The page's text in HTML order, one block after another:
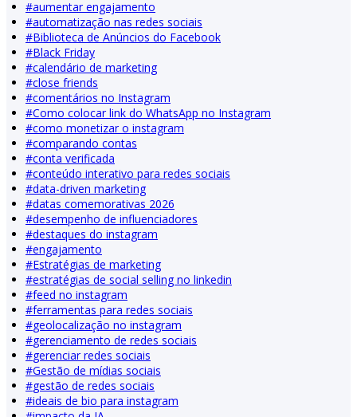
#aumentar engajamento
#automatização nas redes sociais
#Biblioteca de Anúncios do Facebook
#Black Friday
#calendário de marketing
#close friends
#comentários no Instagram
#Como colocar link do WhatsApp no Instagram
#como monetizar o instagram
#comparando contas
#conta verificada
#conteúdo interativo para redes sociais
#data-driven marketing
#datas comemorativas 2026
#desempenho de influenciadores
#destaques do instagram
#engajamento
#Estratégias de marketing
#estratégias de social selling no linkedin
#feed no instagram
#ferramentas para redes sociais
#geolocalização no instagram
#gerenciamento de redes sociais
#gerenciar redes sociais
#Gestão de mídias sociais
#gestão de redes sociais
#ideais de bio para instagram